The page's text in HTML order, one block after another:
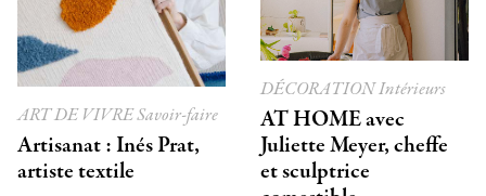
ART DE VIVRESavoir-faire
Artisanat : Inés Prat,
artiste textile
DÉCORATIONIntérieurs
AT HOME avec
Juliette Meyer, cheffe
et sculptrice